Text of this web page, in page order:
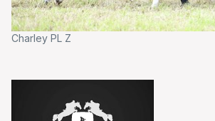
Charley PL Z